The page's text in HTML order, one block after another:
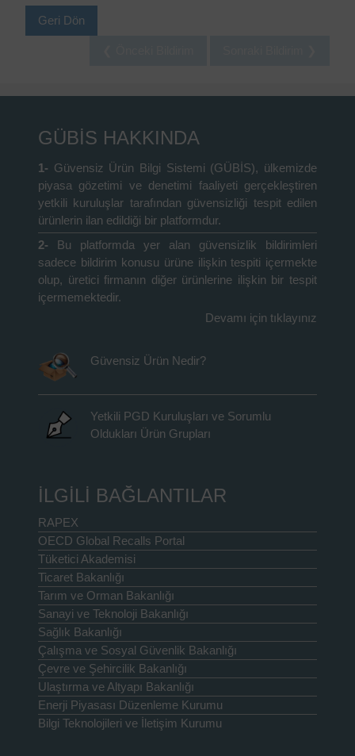
Geri Dön
GÜBİS HAKKINDA
1- Güvensiz Ürün Bilgi Sistemi (GÜBİS), ülkemizde
piyasa gözetimi ve denetimi faaliyeti gerçekleştiren
yetkili kuruluşlar tarafından güvensizliği tespit edilen
ürünlerin ilan edildiği bir platformdur.
2-
Bu platformda yer alan güvensizlik bildirimleri
sadece bildirim konusu ürüne ilişkin tespiti içermekte
olup, üretici firmanın diğer ürünlerine ilişkin bir tespit
içermemektedir.
Devamı için tıklayınız
Güvensiz Ürün Nedir?
Yetkili PGD Kuruluşları ve Sorumlu
Oldukları Ürün Grupları
İLGİLİ BAĞLANTILAR
RAPEX
OECD Global Recalls Portal
Tüketici Akademisi
Ticaret Bakanlığı
Tarım ve Orman Bakanlığı
Sanayi ve Teknoloji Bakanlığı
Sağlık Bakanlığı
Çalışma ve Sosyal Güvenlik Bakanlığı
Çevre ve Şehircilik Bakanlığı
Ulaştırma ve Altyapı Bakanlığı
Enerji Piyasası Düzenleme Kurumu
Bilgi Teknolojileri ve İletişim Kurumu